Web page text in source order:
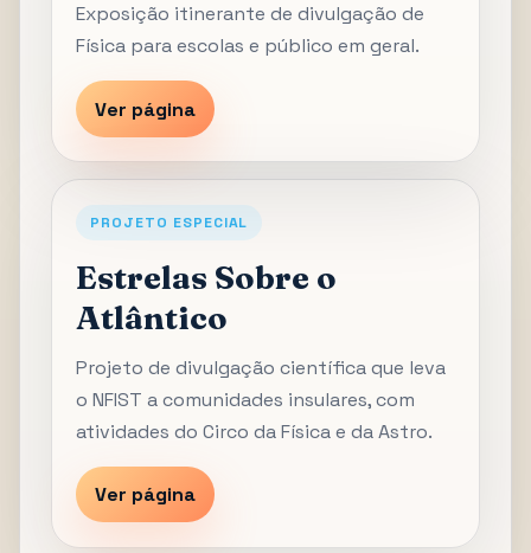
Exposição itinerante de divulgação de
Física para escolas e público em geral.
Ver página
PROJETO ESPECIAL
Estrelas Sobre o
Atlântico
Projeto de divulgação científica que leva
o NFIST a comunidades insulares, com
atividades do Circo da Física e da Astro.
Ver página